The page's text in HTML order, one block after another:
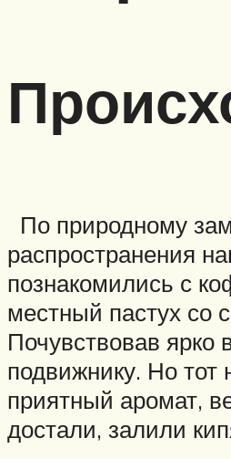
По природному
распространения
познакомились с
местный пастух со
Почувствовав
подвижнику. Но тот
приятный аромат,
достали, залили